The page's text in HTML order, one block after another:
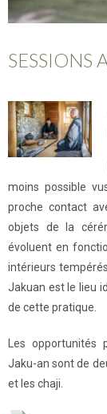
SESSIONS
moins possible
proche contact
objets de la
évoluent en
intérieurs
Jakuan est le lieu
de cette pratique.
Les
Jaku-an sont de
et les chaji.